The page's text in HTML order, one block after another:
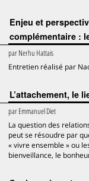
Enjeu et
complémentaire :
parNerhu Hattais
Entretien réalisé par
L’attachement, le
parEmmanuel Diet
La question des
peut se résoudre par
« vivre ensemble » ou
bienveillance, le